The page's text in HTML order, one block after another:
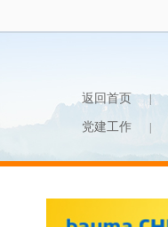
返回首页
党建工作